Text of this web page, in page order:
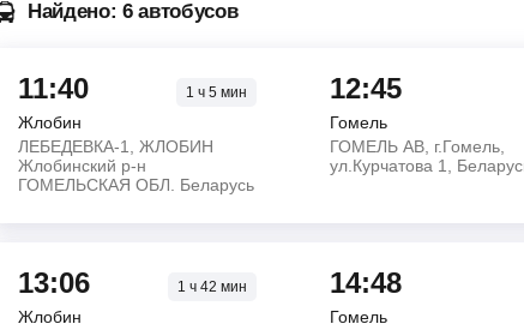
Найдено: 6 автобусов
11:40 1 ч5 мин
Жлобин
ЛЕБЕДЕВКА-1, ЖЛОБИН
Жлобинский р-н
ГОМЕЛЬСКАЯ ОБЛ. Беларусь
12:45
Гомель
ГОМЕЛЬ АВ, г.Гомель,
ул.Курчатова 1,
13:06 1 ч42 мин
Жлобин
14:48
Гомель